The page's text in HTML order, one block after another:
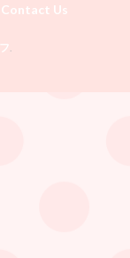
Contact Us